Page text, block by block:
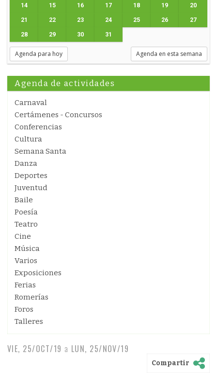
14 15 16 17 18 19 20
21 22 23 24 25 26 27
28 29 30 31
Agenda para hoy Agenda en esta semana
Agenda de actividades
Carnaval
Certámenes - Concursos
Conferencias
Cultura
Semana Santa
Danza
Deportes
Juventud
Baile
Poesía
Teatro
Cine
Música
Varios
Exposiciones
Ferias
Romerías
Foros
Talleres
VIE, 25/OCT/19 a LUN, 25/NOV/19
Compartir